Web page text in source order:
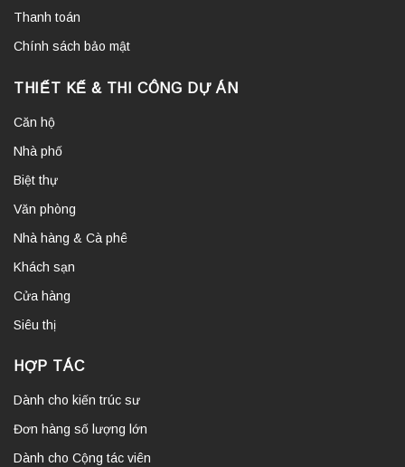
Thanh toán
Chính sách bảo mật
THIẾT KẾ & THI CÔNG DỰ ÁN
Căn hộ
Nhà phố
Biệt thự
Văn phòng
Nhà hàng & Cà phê
Khách sạn
Cửa hàng
Siêu thị
HỢP TÁC
Dành cho kiến trúc sư
Đơn hàng số lượng lớn
Dành cho Cộng tác viên